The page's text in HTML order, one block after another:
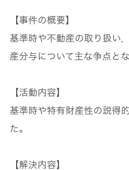
【事件の概要】
基準時や不動産の取り扱い
産分与について主な争点とな
【活動内容】
基準時や特有財産性の説得
た。
【解決内容】